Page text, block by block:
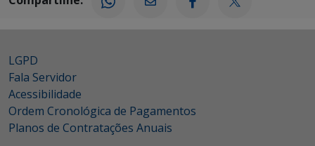
LGPD
Fala Servidor
Acessibilidade
Ordem Cronológica de Pagamentos
Planos de Contratações Anuais